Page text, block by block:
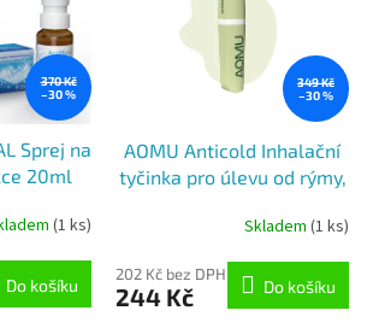
370 Kč
–30 %
Sprej na
20ml
(1 ks)
Do košíku
349 Kč
–30 %
AOMU Anticold Inhalační
tyčinka pro úlevu od rýmy,
Skladem (1 ks)
202 Kč bez DPH
244 Kč Do košíku